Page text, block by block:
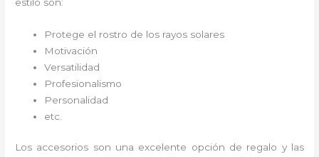
Protege el rostro de los rayos solares
Motivación
Versatilidad
Profesionalismo
Personalidad
etc.
Los accesorios son una excelente opción de regalo y las